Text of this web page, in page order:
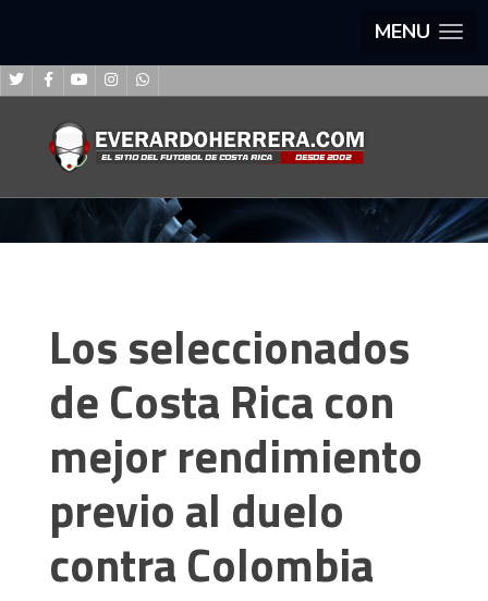
MENU
Los seleccionados
de Costa Rica con
mejor rendimiento
previo al duelo
contra Colombia